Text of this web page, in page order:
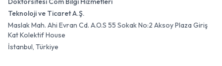
Teknoloji ve Ticaret A.Ş.
Maslak Mah. Ahi Evran Cd. A.O.S 55 Sokak No:2 Aksoy Plaza Giriş
Kat Kolektif House
İstanbul, Türkiye